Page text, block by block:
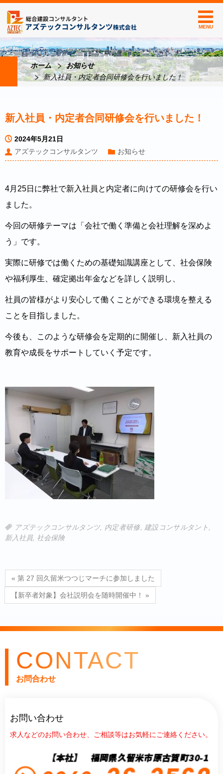
MENU
ホーム
お知らせ
新入社員・内定者合同研修会を行いました！
新入社員・内定者合同研修会を行いました！
2024年5月21日
アズテックコンサルタンツ
お知らせ
4月25日に弊社で新入社員と内定者に向けての研修会を行い
ました。
今回の研修テーマは「会社で働く準備と会社理解を深めよ
う」です。
実際に研修では働くための基礎知識講座として、社会保険
や福利厚生、確定拠出年⾦などを詳しく説明し、
社員の皆様がより安心して働くことができる環境を整える
ことを目指しました。
今後も、このような研修会を定期的に開催し、新入社員の
教育や成長をサポートしていく予定です。
アズテックコンサルタンツ, 内定者研修 建設コンサルタント
新入社員, 社会保険
« 第 27 回久留米つつじマーチに参加しました
【新卒者対象】会社説明会を随時開催中！ »
CONTACT
お問合わせ
お問い合わせ
求人などのお問い合わせ、ご相談等はお気軽にご連絡ください。